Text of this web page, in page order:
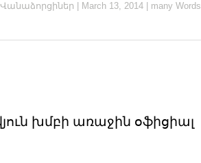
Վանաձորցիներ March 13, 2014 many Words
խմբի առաջին օֆիցիալ